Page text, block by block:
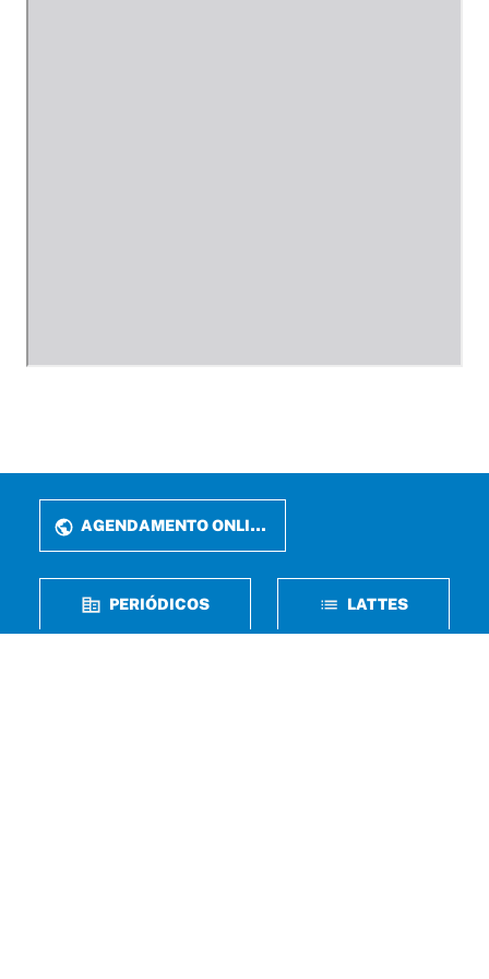
AGENDAMENTO ONLINE
PERIÓDICOS LATTES